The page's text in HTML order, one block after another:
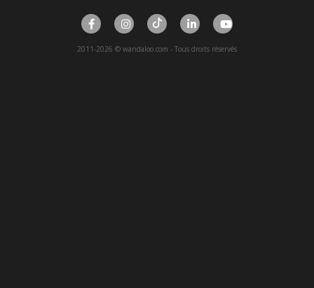
2011-2026 © wandaloo.com - Tous droits réservés